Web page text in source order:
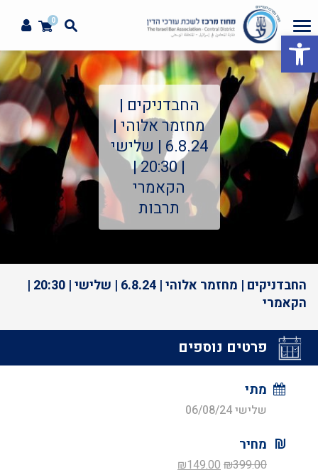
פתח סרגל נגישות
0
החבדניקים |
מחזמר אלוהי |
6.8.24 | שלישי
| 20:30 |
הקאמרי
תרבות
החבדניקים | מחזמר אלוהי | 6.8.24 | שלישי | 20:30 |
הקאמרי
פרטים נוספים
מתי
שלישי 06/08/24
מחיר
₪399.00
המחיר ₪149.00